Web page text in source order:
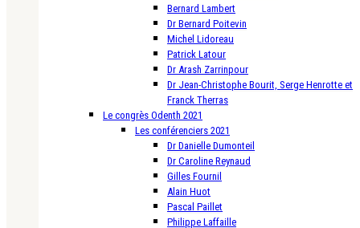
Bernard Lambert
Dr Bernard Poitevin
Michel Lidoreau
Patrick Latour
Dr Arash Zarrinpour
Dr Jean-Christophe Bourit, Serge Henrotte et
Franck Therras
Le congrès Odenth 2021
Les conférenciers 2021
Dr Danielle Dumonteil
Dr Caroline Reynaud
Gilles Fournil
Alain Huot
Pascal Paillet
Philippe Laffaille